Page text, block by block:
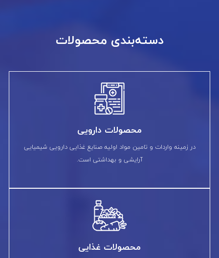
دسته‌بندی محصولات
محصولات دارویی
در زمینه واردات و تامین مواد اولیه صنایع غذایی دارویی شیمیایی
آرایشی و بهداشتی است.
محصولات غذایی